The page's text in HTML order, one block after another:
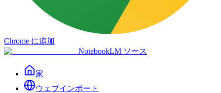
Chrome に追加
NotebookLM ソース
家
ウェブインポート